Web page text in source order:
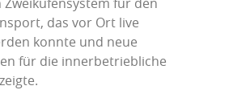
das vor Ort live
konnte und neue
für die innerbetriebliche